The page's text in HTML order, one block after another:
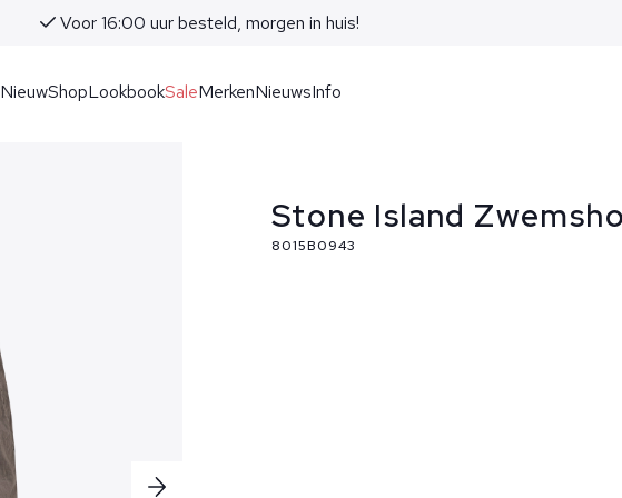
Voor 16:00 uur besteld, morgen in huis!
NieuwShopLookbookSaleMerkenNieuwsInfo
Stone Island
8015B0943